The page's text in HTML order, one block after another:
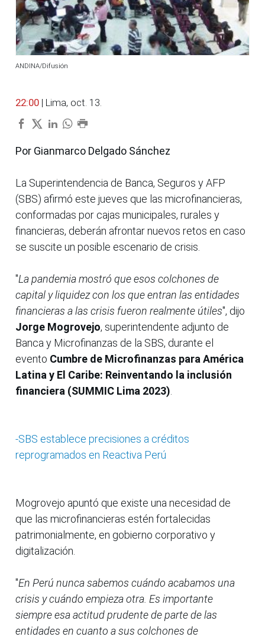
ANDINA/Difusión
22:00 | Lima, oct. 13.
Por Gianmarco Delgado Sánchez
La Superintendencia de Banca, Seguros y AFP
(SBS) afirmó este jueves que las microfinancieras,
conformadas por cajas municipales, rurales y
financieras, deberán afrontar nuevos retos en caso
se suscite un posible escenario de crisis.
"La pandemia mostró que esos colchones de
capital y liquidez con los que entran las entidades
financieras a las crisis fueron realmente útiles", dijo
Jorge Mogrovejo, superintendente adjunto de
Banca y Microfinanzas de la SBS, durante el
evento Cumbre de Microfinanzas para América
Latina y El Caribe: Reinventando la inclusión
financiera (SUMMIC Lima 2023).
-SBS establece precisiones a créditos
reprogramados en Reactiva Perú
Mogrovejo apuntó que existe una necesidad de
que las microfinancieras estén fortalecidas
patrimonialmente, en gobierno corporativo y
digitalización.
"En Perú nunca sabemos cuándo acabamos una
crisis y cuándo empieza otra. Es importante
siempre esa actitud prudente de parte de las
entidades en cuanto a sus colchones de